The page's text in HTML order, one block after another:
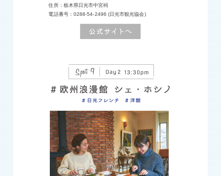
住所：栃木県日光市中宮祠
電話番号：0288-54-2496 (日光市観光協会)